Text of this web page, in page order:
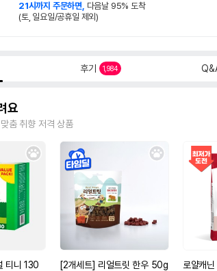
21시까지 주문하면, 다음날 95% 도착
(토, 일요일/공휴일 제외)
후기 1,984
요
춤 취향 저격 상품
티니 130
[2개세트] 리얼트릿 한우 50g
로얄캐